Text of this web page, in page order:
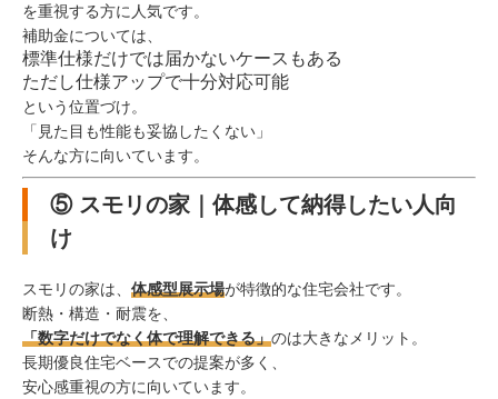
を重視する方に人気です。
補助金については、
標準仕様だけでは届かないケースもある
ただし仕様アップで十分対応可能
という位置づけ。
「見た目も性能も妥協したくない」
そんな方に向いています。
⑤ スモリの家｜体感して納得したい人向
け
スモリの家は、 体感型展示場が特徴的な住宅会社です。
断熱・構造・耐震を、
「数字だけでなく体で理解できる」のは大きなメリット。
長期優良住宅ベースでの提案が多く、
安心感重視の方に向いています。